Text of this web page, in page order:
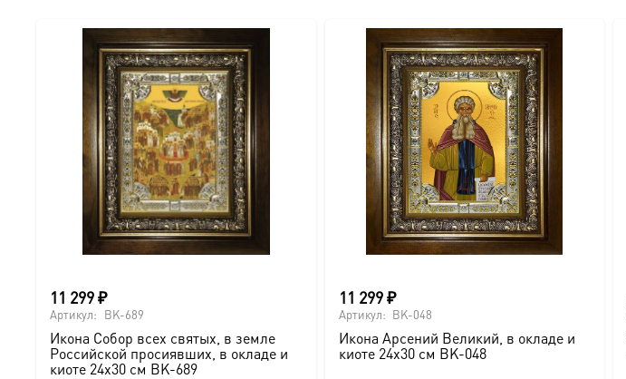
11 299₽
Артикул: BK-689
Икона Собор всех святых, в земле
Российской просиявших, в окладе и
киоте 24х30 см BK-689
11 299₽
Артикул: BK-048
Икона Арсений Великий, в окладе и
киоте 24х30 см BK-048